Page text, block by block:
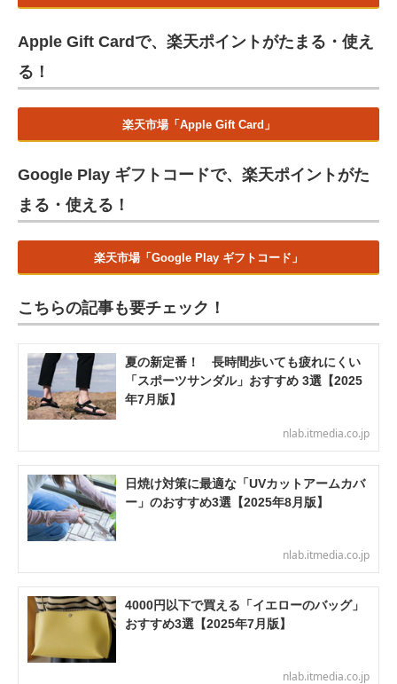
Apple Gift Cardで、楽天ポイントがたまる・使え
る！
楽天市場「Apple Gift Card」
Google Play ギフトコードで、楽天ポイントがた
まる・使える！
楽天市場「Google Play ギフトコード」
こちらの記事も要チェック！
夏の新定番！ 長時間歩いても疲れにくい
「スポーツサンダル」おすすめ 3選【2025
年7月版】
nlab.itmedia.co.jp
日焼け対策に最適な「UVカットアームカバ
ー」のおすすめ3選【2025年8月版】
nlab.itmedia.co.jp
4000円以下で買える「イエローのバッグ」
おすすめ3選【2025年7月版】
nlab.itmedia.co.jp